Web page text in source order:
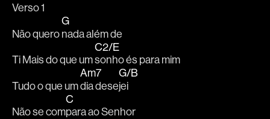
Verso 1
Não quero
G
nada além de
Ti Mais do que um
C2/E
sonho és para mim
Tudo o que um
Am7
dia dese
G/B
jei
Não se com
C
para ao Senhor